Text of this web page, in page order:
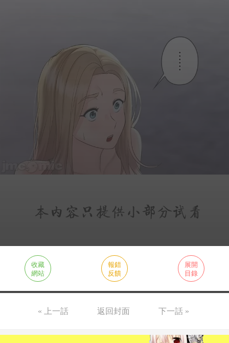
收藏
網站
報錯
反饋
展開
目錄
« 上一話 返回封面 下一話 »